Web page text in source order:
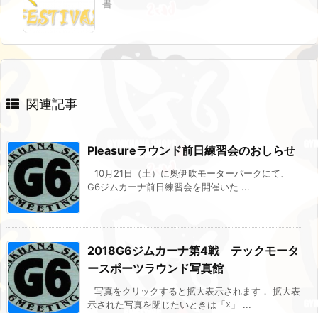
書
関連記事
Pleasureラウンド前日練習会のおしらせ
10月21日（土）に奥伊吹モーターパークにて、
G6ジムカーナ前日練習会を開催いた ...
2018G6ジムカーナ第4戦 テックモータ
ースポーツラウンド写真館
写真をクリックすると拡大表示されます． 拡大表
示された写真を閉じたいときは「☓」 ...